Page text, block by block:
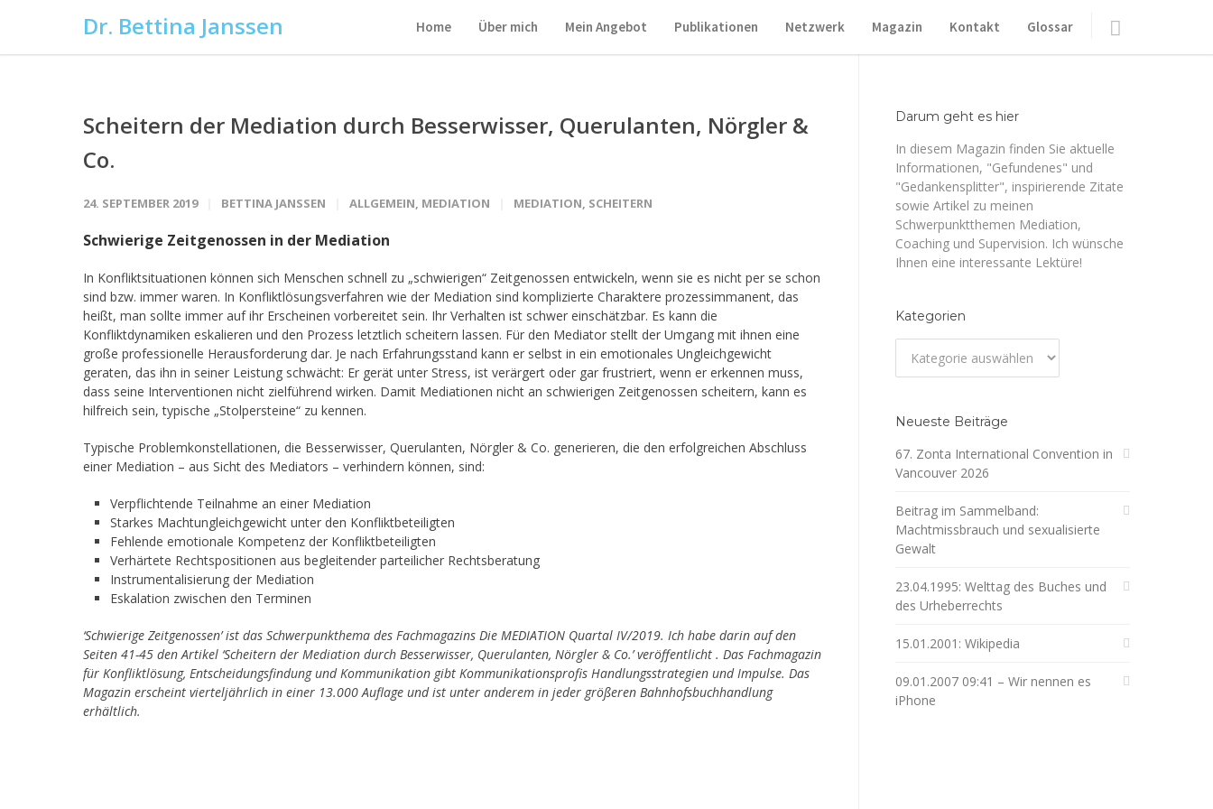
Dr. Bettina Janssen Home Über mich Mein Angebot Publikationen Netzwerk Magazin Kontakt Glossar
Scheitern der Mediation durch Besserwisser, Querulanten, Nörgler &
Co.
24. SEPTEMBER 2019 BETTINA JANSSEN ALLGEMEIN, MEDIATION MEDIATION, SCHEITERN
Schwierige Zeitgenossen in der Mediation
In Konfliktsituationen können sich Menschen schnell zu „schwierigen“ Zeitgenossen entwickeln, wenn sie es nicht per se schon
sind bzw. immer waren. In Konfliktlösungsverfahren wie der Mediation sind komplizierte Charaktere prozessimmanent, das
heißt, man sollte immer auf ihr Erscheinen vorbereitet sein. Ihr Verhalten ist schwer einschätzbar. Es kann die
Konfliktdynamiken eskalieren und den Prozess letztlich scheitern lassen. Für den Mediator stellt der Umgang mit ihnen eine
große professionelle Herausforderung dar. Je nach Erfahrungsstand kann er selbst in ein emotionales Ungleichgewicht
geraten, das ihn in seiner Leistung schwächt: Er gerät unter Stress, ist verärgert oder gar frustriert, wenn er erkennen muss,
dass seine Interventionen nicht zielführend wirken. Damit Mediationen nicht an schwierigen Zeitgenossen scheitern, kann es
hilfreich sein, typische „Stolpersteine“ zu kennen.
Typische Problemkonstellationen, die Besserwisser, Querulanten, Nörgler & Co. generieren, die den erfolgreichen Abschluss
einer Mediation – aus Sicht des Mediators – verhindern können, sind:
Verpflichtende Teilnahme an einer Mediation
Starkes Machtungleichgewicht unter den Konfliktbeteiligten
Fehlende emotionale Kompetenz der Konfliktbeteiligten
Verhärtete Rechtspositionen aus begleitender parteilicher Rechtsberatung
Instrumentalisierung der Mediation
Eskalation zwischen den Terminen
‘Schwierige Zeitgenossen’ ist das Schwerpunkthema des Fachmagazins Die MEDIATION Quartal IV/2019. Ich habe darin auf den
Seiten 41-45 den Artikel ‘Scheitern der Mediation durch Besserwisser, Querulanten, Nörgler & Co.’ veröffentlicht . Das Fachmagazin
für Konfliktlösung, Entscheidungsfindung und Kommunikation gibt Kommunikationsprofis Handlungsstrategien und Impulse. Das
Magazin erscheint vierteljährlich in einer 13.000 Auflage und ist unter anderem in jeder größeren Bahnhofsbuchhandlung
erhältlich.
Darum geht es hier
In diesem Magazin finden Sie aktuelle
Informationen, "Gefundenes" und
"Gedankensplitter", inspirierende Zitate
sowie Artikel zu meinen
Schwerpunktthemen Mediation,
Coaching und Supervision. Ich wünsche
Ihnen eine interessante Lektüre!
Kategorien
Neueste Beiträge
67. Zonta International Convention in
Vancouver 2026
Beitrag im Sammelband:
Machtmissbrauch und sexualisierte
Gewalt
23.04.1995: Welttag des Buches und
des Urheberrechts
15.01.2001: Wikipedia
09.01.2007 09:41 – Wir nennen es
iPhone